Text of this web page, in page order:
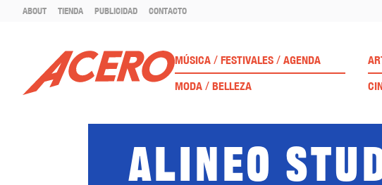
ABOUT TIENDA PUBLICIDAD CONTACTO
MÚSICA / FESTIVALES / AGENDA
MODA / BELLEZA
Alineo